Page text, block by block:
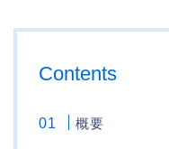
Contents
概要